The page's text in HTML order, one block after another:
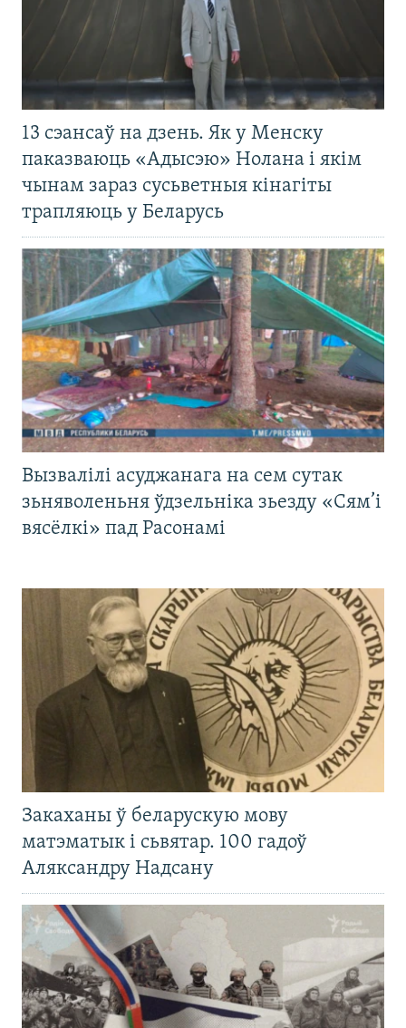
13 сэансаў на дзень. Як у Менску
паказваюць «Адысэю» Нолана і якім
чынам зараз сусьветныя кінагіты
трапляюць у Беларусь
Вызвалілі асуджанага на сем сутак
зьняволеньня ўдзельніка зьезду «Сям’і
вясёлкі» пад Расонамі
Закаханы ў беларускую мову
матэматык і сьвятар. 100 гадоў
Аляксандру Надсану